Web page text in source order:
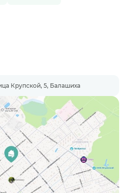
Крупской, 5, Балашиха